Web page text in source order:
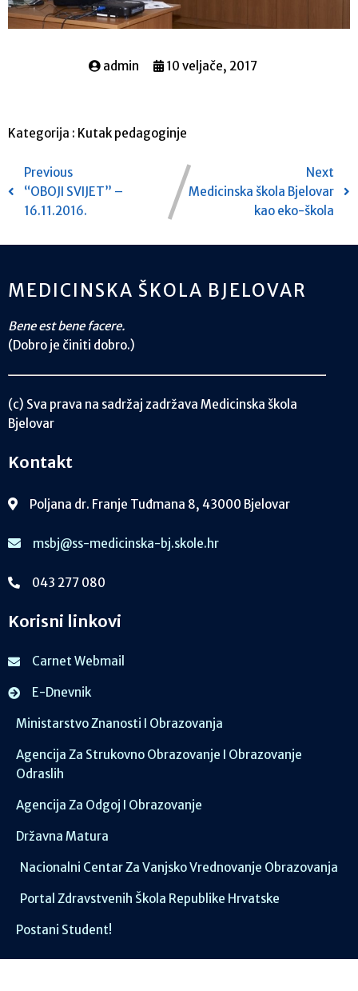
admin 10 veljače, 2017
Kategorija : Kutak pedagoginje
Previous
“OBOJI SVIJET” –
16.11.2016.
Next
Medicinska škola Bjelovar
kao eko-škola
MEDICINSKA ŠKOLA BJELOVAR
Bene est bene facere.
(Dobro je činiti dobro.)
(c) Sva prava na sadržaj zadržava Medicinska škola
Bjelovar
Kontakt
Poljana dr. Franje Tuđmana 8, 43000 Bjelovar
msbj@ss-medicinska-bj.skole.hr
043 277 080
Korisni linkovi
Carnet Webmail
E-Dnevnik
Ministarstvo Znanosti I Obrazovanja
Agencija Za Strukovno Obrazovanje I Obrazovanje
Odraslih
Agencija Za Odgoj I Obrazovanje
Državna Matura
Nacionalni Centar Za Vanjsko Vrednovanje Obrazovanja
Portal Zdravstvenih Škola Republike Hrvatske
Postani Student!